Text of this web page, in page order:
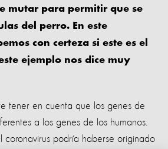
mutar para permitir que se
del perro. En este
con certeza si este es el
ejemplo nos dice muy
tener en cuenta que los genes de
a los genes de los humanos.
coronavirus podría haberse originado